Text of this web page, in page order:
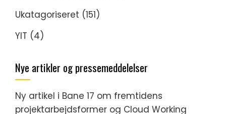
Ukatagoriseret (151)
YIT (4)
Nye artikler og pressemeddelelser
Ny artikel i Bane 17 om fremtidens
projektarbejdsformer og Cloud Working